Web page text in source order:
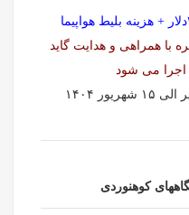
با همراهی و هدایت گاید
اجرا می شود
کوهنوردی